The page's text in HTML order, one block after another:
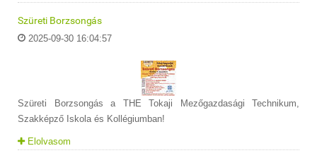
Szüreti Borzsongás
2025-09-30 16:04:57
Szüreti Borzsongás a THE Tokaji Mezőgazdasági Technikum,
Szakképző Iskola és Kollégiumban!
Elolvasom